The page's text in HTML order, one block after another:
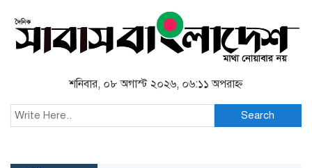
শনিবার, ০৮ অগাস্ট ২০২৬, ০৬:১১ অপরাহ্ন
Search